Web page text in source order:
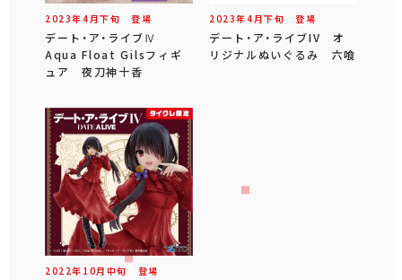
2023年4 月下旬 登場
デート・ア・ライブⅣ
Aqua Float Gilsフィギ
ュア 夜刀神十香
2023年4 月下旬 登場
デート・ア・ライブIV オ
リジナルぬいぐるみ 六喰
2022年 10月 中旬 登場